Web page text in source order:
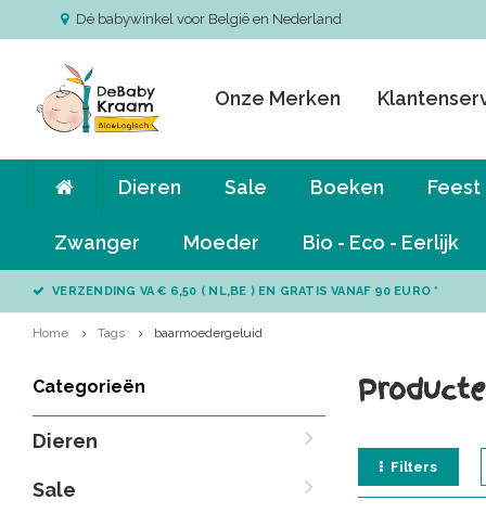
Dé babywinkel voor België en Nederland
Onze Merken
Dieren Sale Boeken Feest
Zwanger Moeder Bio - Eco - Eerlijk
VERZENDING VA € 6,50 ( NL,BE ) EN GRATIS VANAF 90 EURO *
Home Tags baarmoedergeluid
Categorieën
Dieren
Sale
Filters